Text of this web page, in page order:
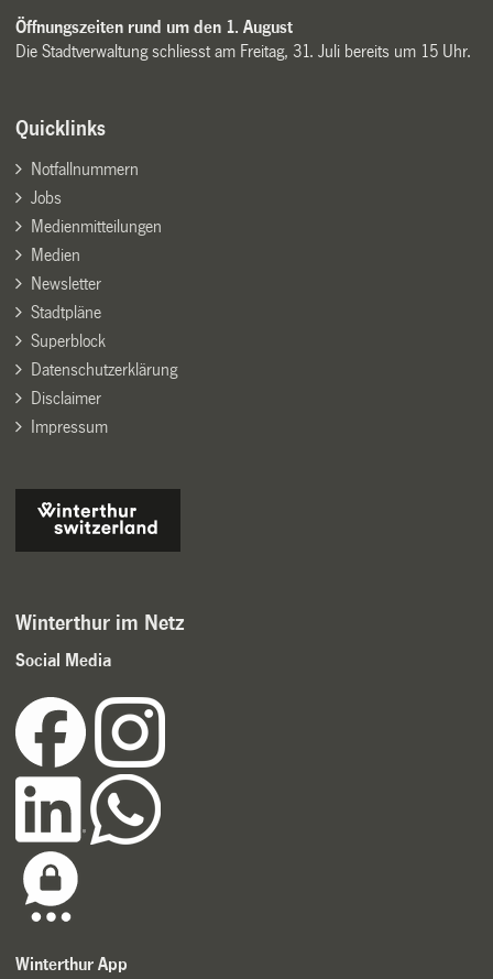
Öffnungszeiten rund um den 1. August
Die Stadtverwaltung schliesst am Freitag, 31. Juli bereits um 15 Uhr.
Quicklinks
Notfallnummern
Jobs
Medienmitteilungen
Medien
Newsletter
Stadtpläne
Superblock
Datenschutzerklärung
Disclaimer
Impressum
Winterthur im Netz
Social Media
Winterthur App